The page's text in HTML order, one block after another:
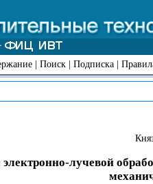
| Поиск | Подписка |
лучевой